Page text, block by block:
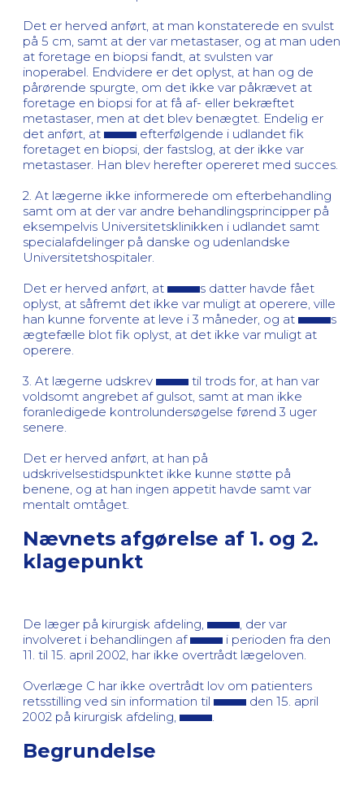
Det er herved anført, at man konstaterede en svulst
på 5 cm, samt at der var metastaser, og at man uden
at foretage en biopsi fandt, at svulsten var
inoperabel. Endvidere er det oplyst, at han og de
pårørende spurgte, om det ikke var påkrævet at
foretage en biopsi for at få af- eller bekræftet
metastaser, men at det blev benægtet. Endelig er
det anført, at
efterfølgende i udlandet fik
foretaget en biopsi, der fastslog, at der ikke var
metastaser. Han blev herefter opereret med succes.
2. At lægerne ikke informerede om efterbehandling
samt om at der var andre behandlingsprincipper på
eksempelvis Universitetsklinikken i udlandet samt
specialafdelinger på danske og udenlandske
Universitetshospitaler.
Det er herved anført, at
s datter havde fået
oplyst, at såfremt det ikke var muligt at operere, ville
han kunne forvente at leve i 3 måneder, og at
s
ægtefælle blot fik oplyst, at det ikke var muligt at
operere.
3. At lægerne udskrev
til trods for, at han var
voldsomt angrebet af gulsot, samt at man ikke
foranledigede kontrolundersøgelse førend 3 uger
senere.
Det er herved anført, at han på
udskrivelsestidspunktet ikke kunne støtte på
benene, og at han ingen appetit havde samt var
mentalt omtåget.
Nævnets afgørelse af 1. og 2.
klagepunkt
De læger på kirurgisk afdeling,
, der var
involveret i behandlingen af
i perioden fra den
11. til 15. april 2002, har ikke overtrådt lægeloven.
Overlæge C har ikke overtrådt lov om patienters
retsstilling ved sin information til
den 15. april
2002 på kirurgisk afdeling,
Begrundelse